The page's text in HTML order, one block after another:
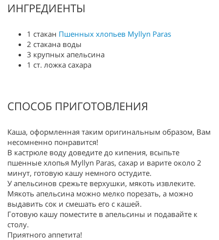
ИНГРЕДИЕНТЫ
1 стакан Пшенных хлопьев Myllyn Paras
2 стакана воды
3 крупных апельсина
1 ст. ложка сахара
СПОСОБ ПРИГОТОВЛЕНИЯ
Каша, оформленная таким оригинальным образом, Вам
несомненно понравится!
В кастрюле воду доведите до кипения, всыпьте
пшенные хлопья Myllyn Paras, сахар и варите около 2
минут, готовую кашу немного остудите.
У апельсинов срежьте верхушки, мякоть извлеките.
Мякоть апельсина можно мелко порезать, а можно
выдавить сок и смешать его с кашей.
Готовую кашу поместите в апельсины и подавайте к
столу.
Приятного аппетита!